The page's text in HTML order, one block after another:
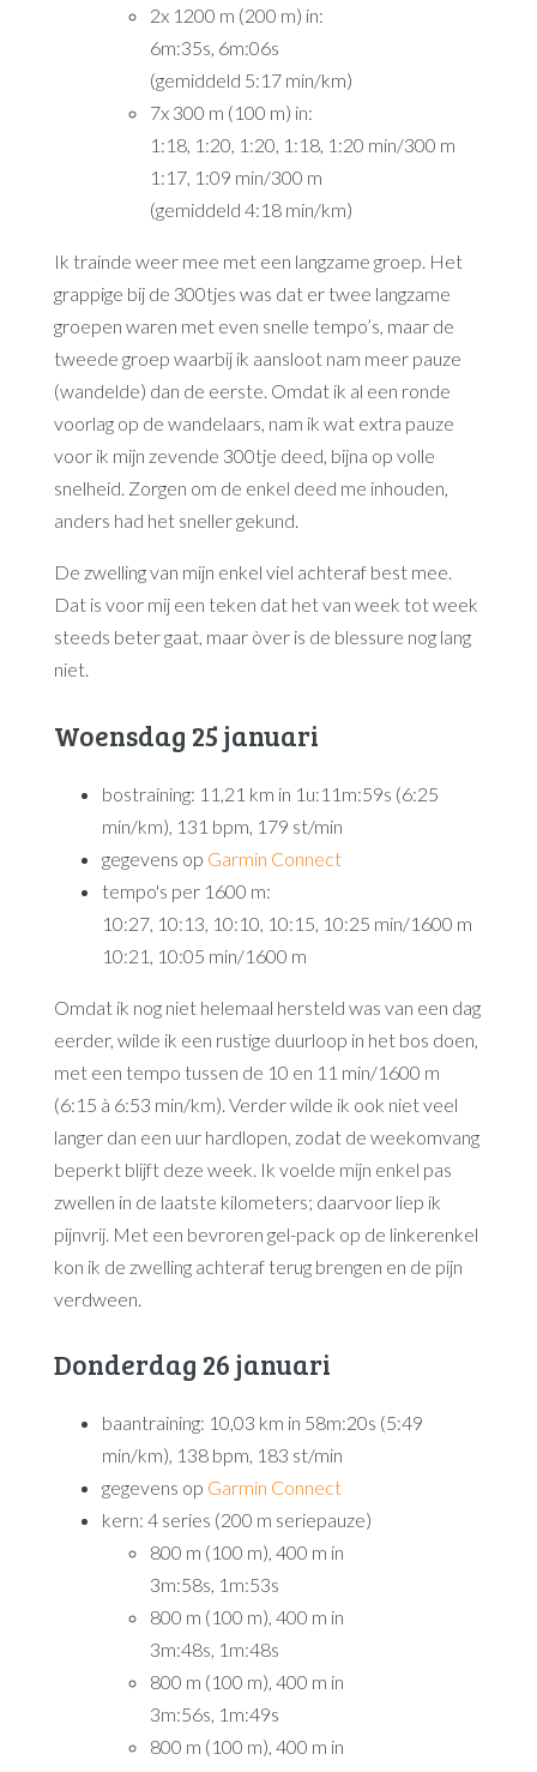
2x 1200 m (200 m) in:
6m:35s, 6m:06s
(gemiddeld 5:17 min/km)
7x 300 m (100 m) in:
1:18, 1:20, 1:20, 1:18, 1:20 min/300 m
1:17, 1:09 min/300 m
(gemiddeld 4:18 min/km)
Ik trainde weer mee met een langzame groep. Het
grappige bij de 300tjes was dat er twee langzame
groepen waren met even snelle tempo’s, maar de
tweede groep waarbij ik aansloot nam meer pauze
(wandelde) dan de eerste. Omdat ik al een ronde
voorlag op de wandelaars, nam ik wat extra pauze
voor ik mijn zevende 300tje deed, bijna op volle
snelheid. Zorgen om de enkel deed me inhouden,
anders had het sneller gekund.
De zwelling van mijn enkel viel achteraf best mee.
Dat is voor mij een teken dat het van week tot week
steeds beter gaat, maar òver is de blessure nog lang
niet.
Woensdag 25 januari
bostraining: 11,21 km in 1u:11m:59s (6:25
min/km), 131 bpm, 179 st/min
gegevens op Garmin Connect
tempo's per 1600 m:
10:27, 10:13, 10:10, 10:15, 10:25 min/1600 m
10:21, 10:05 min/1600 m
Omdat ik nog niet helemaal hersteld was van een dag
eerder, wilde ik een rustige duurloop in het bos doen,
met een tempo tussen de 10 en 11 min/1600 m
(6:15 à 6:53 min/km). Verder wilde ik ook niet veel
langer dan een uur hardlopen, zodat de weekomvang
beperkt blijft deze week. Ik voelde mijn enkel pas
zwellen in de laatste kilometers; daarvoor liep ik
pijnvrij. Met een bevroren gel-pack op de linkerenkel
kon ik de zwelling achteraf terug brengen en de pijn
verdween.
Donderdag 26 januari
baantraining: 10,03 km in 58m:20s (5:49
min/km), 138 bpm, 183 st/min
gegevens op Garmin Connect
kern: 4 series (200 m seriepauze)
800 m (100 m), 400 m in
3m:58s, 1m:53s
800 m (100 m), 400 m in
3m:48s, 1m:48s
800 m (100 m), 400 m in
3m:56s, 1m:49s
800 m (100 m), 400 m in